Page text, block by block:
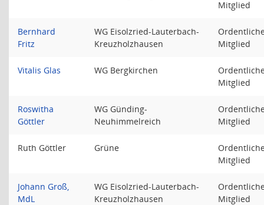
Mitglied
Bernhard
Fritz
WG Eisolzried-Lauterbach-
Kreuzholzhausen
Mitglied
Vitalis Glas WG Bergkirchen
Mitglied
Roswitha
Göttler
WG Günding-
Neuhimmelreich
Mitglied
Ruth Göttler Grüne
Mitglied
Johann Groß,
MdL
WG Eisolzried-Lauterbach-
Kreuzholzhausen
Mitglied